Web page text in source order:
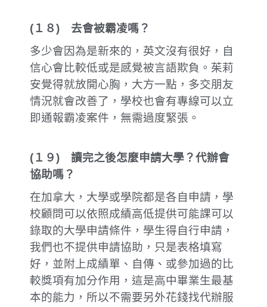
(１８) 去會被霸凌嗎？
多少會因為是新來的，英文沒有很好，自
信心會比較低或是感覺被言語欺負。茱莉
安覺得就放開心胸，大方一點，多交朋友
情況就會改善了，學校也會有專線可以立
即通報霸凌案件，無需過度緊張。
(１９) 讀完之後怎麼申請大學？代辦會
協助嗎？
在加拿大，大學或學院都是各自申請，學
校顧問可以依照成績高低提供可能課可以
錄取的大學申請條件，學生得自行申請，
我們也不提供申請協助，只是表格填寫
好，並附上成績單、自傳、或參加過的比
較獎項有加分作用，這是高中畢業生最基
本的能力，所以不需要另外花錢找代辦服